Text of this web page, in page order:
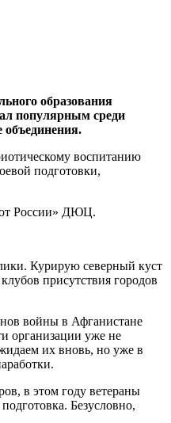
образования
популярным среди
объединения.
воспитанию
подготовки,
России» ДЮЦ.
Курирую северный куст
присутствия городов
войны в Афганистане
организации уже не
их вновь, но уже в
в этом году ветераны
Безусловно,